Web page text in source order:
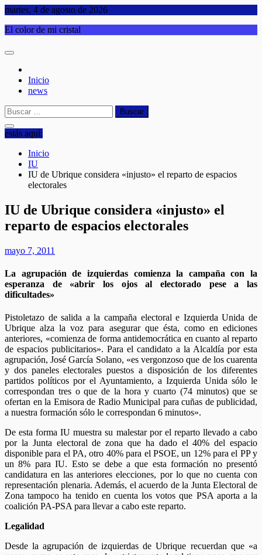
Saltar
contenido
martes, 4 de agosto de 2026
El color de mi cristal
Inicio
news
Buscar:
estás aquí:
Inicio
IU
IU de Ubrique considera «injusto» el reparto de espacios
electorales
IU de Ubrique considera «injusto» el
reparto de espacios electorales
mayo 7, 2011
La agrupación de izquierdas comienza la campaña con la
esperanza de «abrir los ojos al electorado pese a las
dificultades»
Pistoletazo de salida a la campaña electoral e Izquierda Unida de
Ubrique alza la voz para asegurar que ésta, como en ediciones
anteriores, «comienza de forma antidemocrática en cuanto al reparto
de espacios publicitarios». Para el candidato a la Alcaldía por esta
agrupación, José García Solano, «es vergonzoso que de los cuarenta
y dos paneles electorales puestos a disposición de los diferentes
partidos políticos por el Ayuntamiento, a Izquierda Unida sólo le
correspondan tres o que de la hora y cuarto (74 minutos) que se
ofertan en la Emisora de Radio Municipal para cuñas de publicidad,
a nuestra formación sólo le correspondan 6 minutos».
De esta forma IU muestra su malestar por el reparto llevado a cabo
por la Junta electoral de zona que ha dado el 40% del espacio
disponible para el PA, otro 40% para el PSOE, un 12% para el PP y
un 8% para IU. Esto se debe a que esta formación no presentó
candidatura en las anteriores elecciones, por lo que no cuenta con
representación plenaria. Además, el acuerdo de la Junta Electoral de
Zona tampoco ha tenido en cuenta los votos que PSA aporta a la
coalición PA-PSA para llevar a cabo este reparto.
Legalidad
Desde la agrupación de izquierdas de Ubrique recuerdan que «a